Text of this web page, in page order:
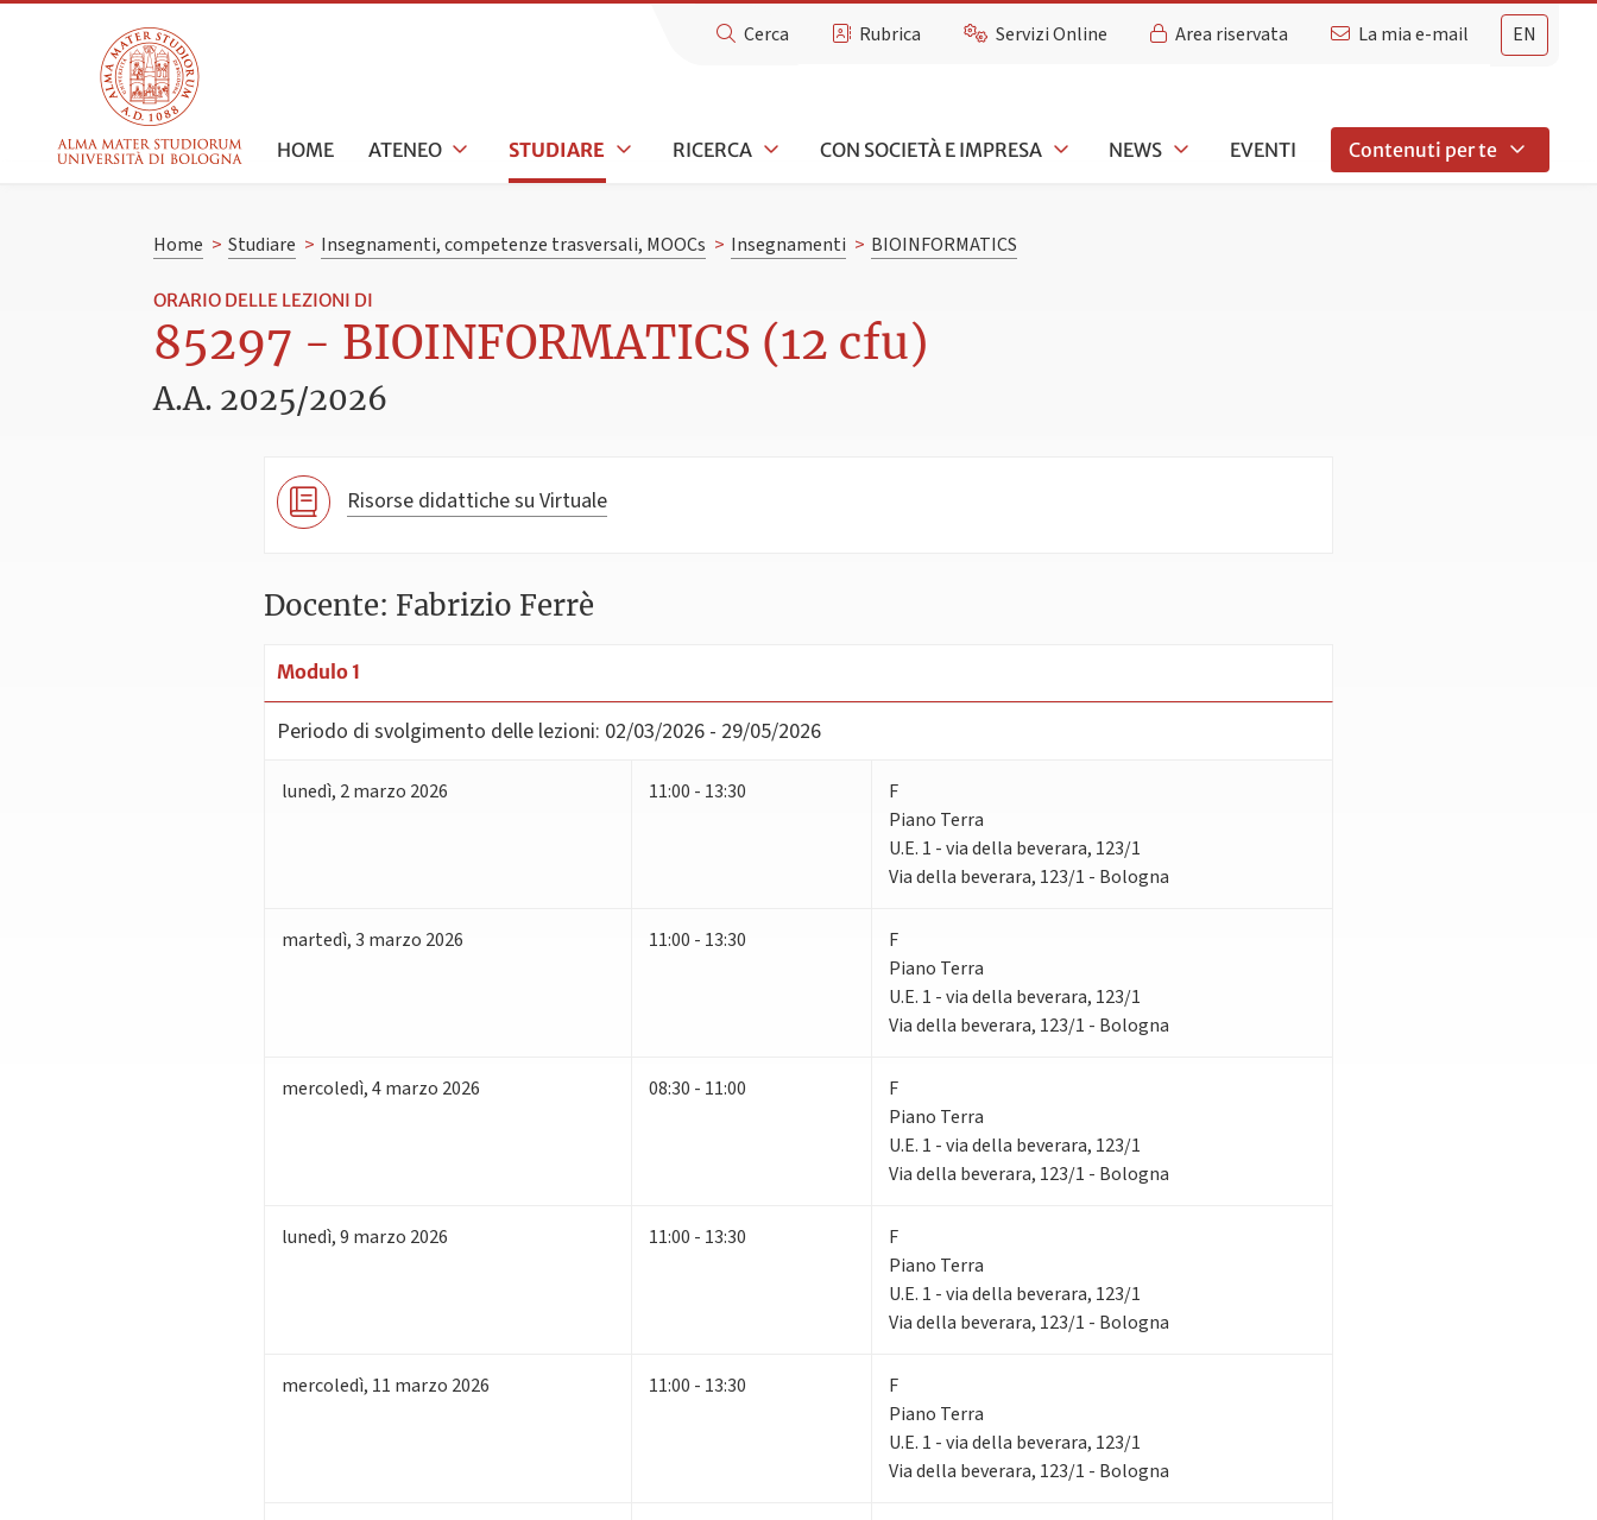
EN
Cerca Rubrica Servizi Online Area riservata La mia e-mail
HOME ATENEO STUDIARE RICERCA CON SOCIETÀ E IMPRESA NEWS EVENTI Contenuti per te
Home > Studiare > Insegnamenti, competenze trasversali, MOOCs > Insegnamenti > BIOINFORMATICS
ORARIO DELLE LEZIONI DI
85297 - BIOINFORMATICS (12 cfu)
A.A. 2025/2026
Risorse didattiche su Virtuale
Docente: Fabrizio Ferrè
Modulo 1
Periodo di svolgimento delle lezioni: 02/03/2026 - 29/05/2026
lunedì, 2marzo 2026 11:00 - 13:30
F
Piano Terra
U.E. 1 - via della beverara, 123/1
Via della beverara, 123/1 - Bologna
martedì,3 marzo 2026 11:00 - 13:30
F
Piano Terra
U.E. 1 - via della beverara, 123/1
Via della beverara, 123/1 - Bologna
mercoledì,4marzo 2026 08:30 - 11:00
F
Piano Terra
U.E. 1 - via della beverara, 123/1
Via della beverara, 123/1 - Bologna
lunedì,9 marzo 2026 11:00 - 13:30
F
Piano Terra
U.E. 1 - via della beverara, 123/1
Via della beverara, 123/1 - Bologna
mercoledì, 11 marzo 2026 11:00 - 13:30
F
Piano Terra
U.E. 1 - via della beverara, 123/1
Via della beverara, 123/1 - Bologna